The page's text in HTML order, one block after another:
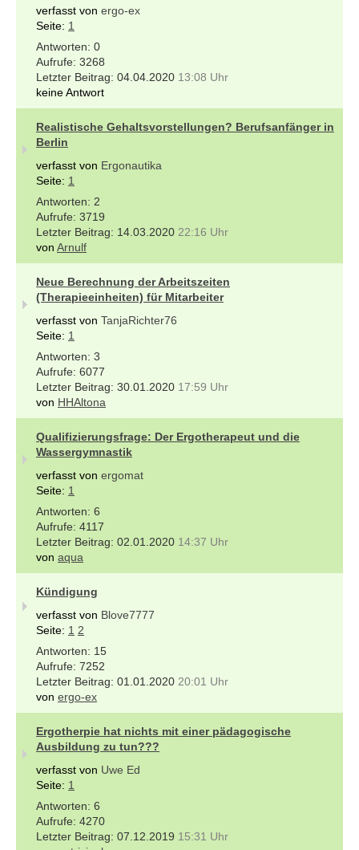
verfasst von ergo-ex
Seite: 1
0
3268
04.04.2020 13:08 Uhr
keine Antwort
Realistische Gehaltsvorstellungen? Berufsanfänger in
Berlin
verfasst von Ergonautika
Seite: 1
2
3719
14.03.2020 22:16 Uhr
von Arnulf
Neue Berechnung der Arbeitszeiten
(Therapieeinheiten) für Mitarbeiter
verfasst von TanjaRichter76
Seite: 1
3
6077
30.01.2020 17:59 Uhr
von HHAltona
Qualifizierungsfrage: Der Ergotherapeut und die
Wassergymnastik
verfasst von ergomat
Seite: 1
6
4117
02.01.2020 14:37 Uhr
von aqua
Kündigung
verfasst von Blove7777
Seite: 1 2
15
7252
01.01.2020 20:01 Uhr
von ergo-ex
Ergotherpie hat nichts mit einer pädagogische
Ausbildung zu tun???
verfasst von Uwe Ed
Seite: 1
6
4270
07.12.2019 15:31 Uhr